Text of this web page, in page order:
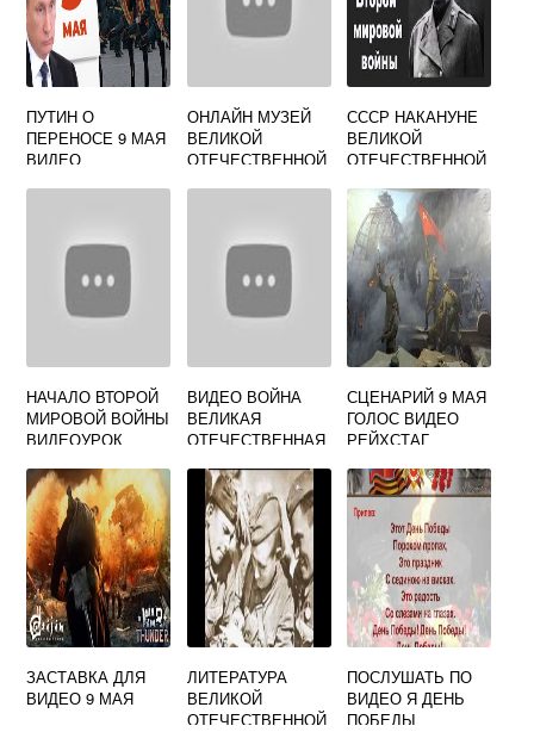
ПУТИН О
ПЕРЕНОСЕ 9 МАЯ
ВИДЕО
ОНЛАЙН МУЗЕЙ
ВЕЛИКОЙ
ОТЕЧЕСТВЕННОЙ
СССР НАКАНУНЕ
ВЕЛИКОЙ
ОТЕЧЕСТВЕННОЙ
НАЧАЛО ВТОРОЙ
МИРОВОЙ ВОЙНЫ
ВИДЕОУРОК
ВИДЕО ВОЙНА
ВЕЛИКАЯ
ОТЕЧЕСТВЕННАЯ
СЦЕНАРИЙ 9 МАЯ
ГОЛОС ВИДЕО
РЕЙХСТАГ
ЗАСТАВКА ДЛЯ
ВИДЕО 9 МАЯ
ЛИТЕРАТУРА
ВЕЛИКОЙ
ОТЕЧЕСТВЕННОЙ
ПОСЛУШАТЬ ПО
ВИДЕО Я ДЕНЬ
ПОБЕДЫ